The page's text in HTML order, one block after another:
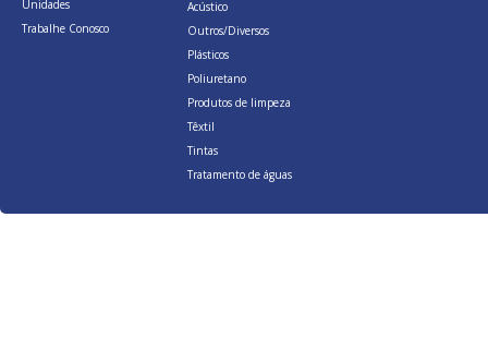
Unidades
Trabalhe Conosco
Acústico
Outros/Diversos
Plásticos
Poliuretano
Produtos de limpeza
Têxtil
Tintas
Tratamento de águas